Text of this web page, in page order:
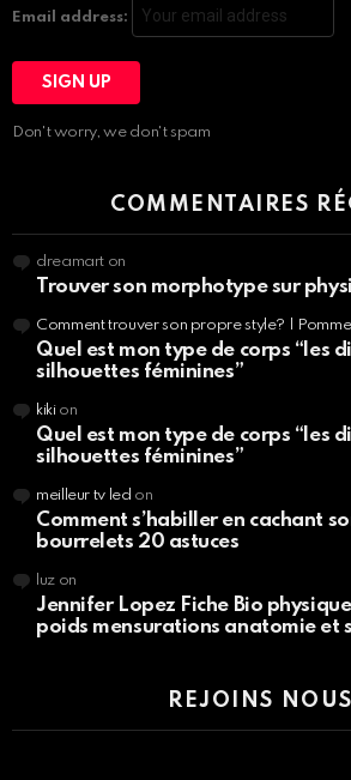
Email address:
Don't worry, we don't spam
COMMENTAIRES
dreamart on
Trouver son morphotype sur
Comment trouver son propre style? |
Quel est mon type de corps “les
silhouettes féminines”
kikion
Quel est mon type de corps “les
silhouettes féminines”
meilleur tv led on
Comment s’habiller en cachant
bourrelets 20 astuces
luzon
Jennifer Lopez Fiche Bio
poids mensurations anatomie et
REJOINS